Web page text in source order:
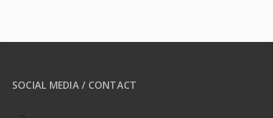
SOCIAL MEDIA / CONTACT